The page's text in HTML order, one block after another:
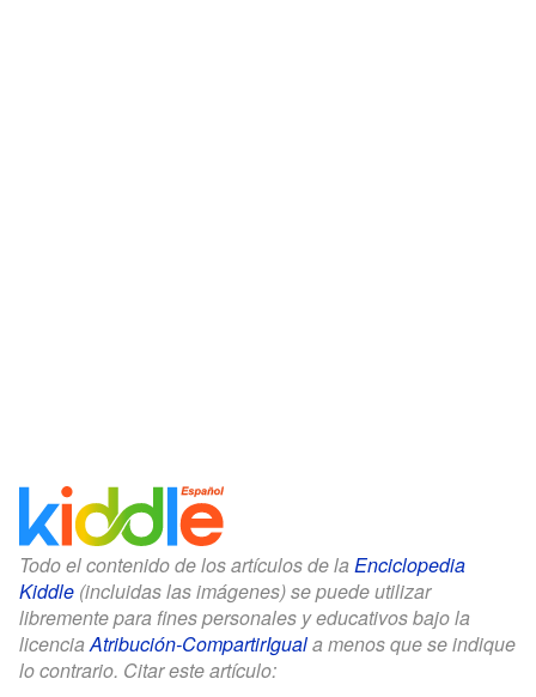
Todo el contenido de los artículos de la Enciclopedia
Kiddle (incluidas las imágenes) se puede utilizar
libremente para fines personales y educativos bajo la
licenciaAtribución-CompartirIguala menos que se indique
lo contrario. Citar este artículo: